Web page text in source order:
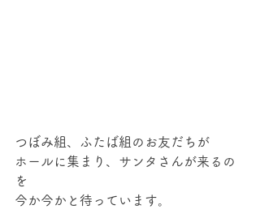
つぼみ組、ふたば組のお友だちが
ホールに集まり、サンタさんが来るの
を
今か今かと待っています。